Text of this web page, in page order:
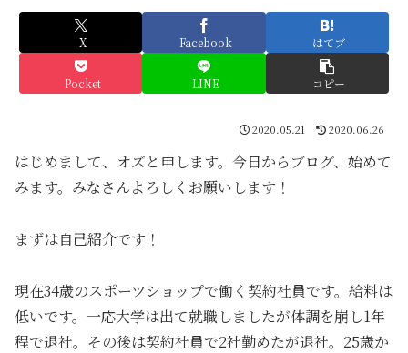
X Facebook はてブ
Pocket LINE コピー
2020.05.21 2020.06.26
はじめまして、オズと申します。今日からブログ、始めて
みます。みなさんよろしくお願いします！
まずは自己紹介です！
現在34歳のスポーツショップで働く契約社員です。給料は
低いです。一応大学は出て就職しましたが体調を崩し1年
程で退社。その後は契約社員で2社勤めたが退社。25歳か